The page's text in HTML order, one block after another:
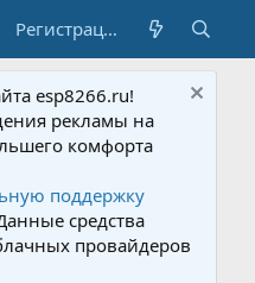
Регистрация
esp8266.ru!
рекламы на
комфорта
поддержку
средства
провайдеров